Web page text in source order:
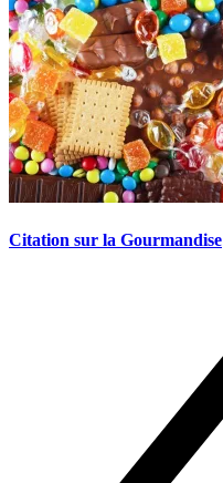
Citation sur la Gourmandise